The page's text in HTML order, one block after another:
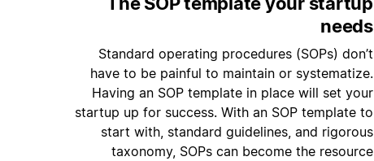
needs
Standard operating procedures (SOPs) don’t
have to be painful to maintain or systematize.
Having an SOP template in place will set your
startup up for success. With an SOP template to
start with, standard guidelines, and rigorous
taxonomy, SOPs can become the resource